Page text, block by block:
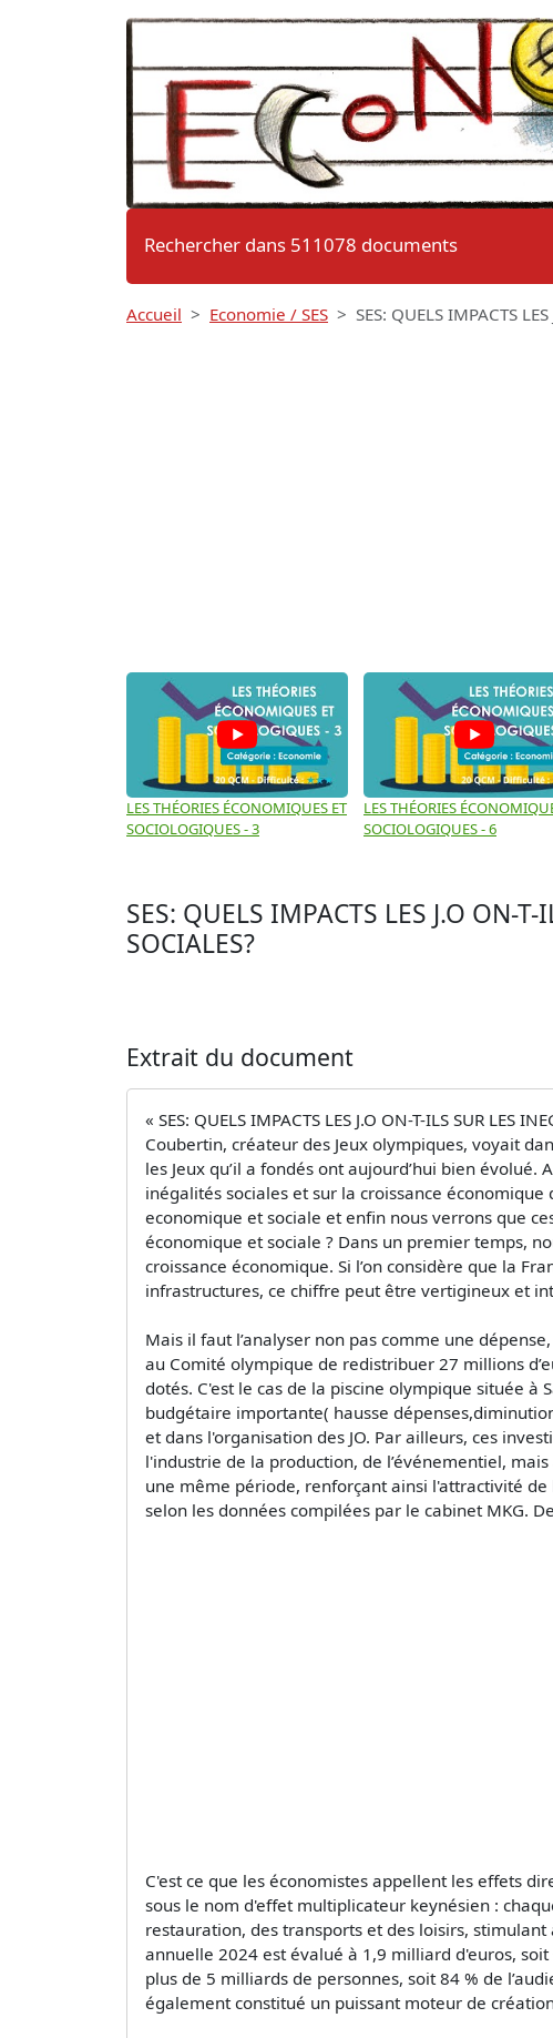
Rechercher dans 511078 documents
Accueil Economie / SES SES: QUELS IMPACTS
LES THÉORIES ÉCONOMIQUES ET
SOCIOLOGIQUES - 3
LES THÉORIES
SOCIOLOGIQUES - 6
SES: QUELS IMPACTS LES J.O ON-
SOCIALES?
Extrait du document
« SES: QUELS IMPACTS LES J.O ON-T-ILS SUR
Coubertin, créateur des Jeux olympiques, voyait
les Jeux qu’il a fondés ont aujourd’hui bien
inégalités sociales et sur la croissance
economique et sociale et enfin nous verrons que
économique et sociale ? Dans un premier temps,
croissance économique. Si l’on considère que la
infrastructures, ce chiffre peut être vertigineux et
Mais il faut l’analyser non pas comme une
au Comité olympique de redistribuer 27 millions
dotés. C'est le cas de la piscine olympique située à
budgétaire importante( hausse
et dans l'organisation des JO. Par ailleurs, ces
l'industrie de la production, de l’événementiel,
une même période, renforçant ainsi l'attractivité
selon les données compilées par le cabinet MKG.
C'est ce que les économistes appellent les effets
sous le nom d'effet multiplicateur keynésien :
restauration, des transports et des loisirs, stimulant
annuelle 2024 est évalué à 1,9 milliard d'euros,
plus de 5 milliards de personnes, soit 84 % de
également constitué un puissant moteur de